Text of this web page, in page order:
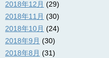
2018年12月 (29)
2018年11月 (30)
2018年10月 (24)
2018年9月 (30)
2018年8月 (31)